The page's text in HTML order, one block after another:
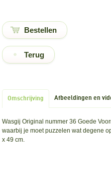
Terug
Omschrijving Afbeeldingen en
Wasgij Original nummer 36 Goede
waarbij je moet puzzelen wat degene
x 49 cm.